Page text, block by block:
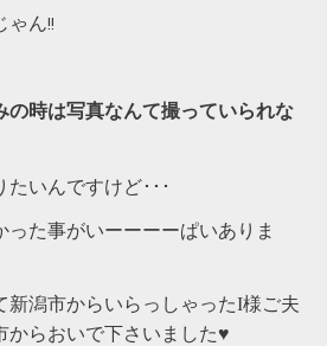
ゃん!!
の時は写真なんて撮っていられな
いんですけど･･･
った事がいーーーーぱいありま
新潟市からいらっしゃったI様ご夫
からおいで下さいました♥